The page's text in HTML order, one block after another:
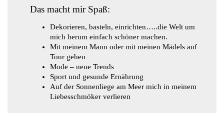
Das macht mir Spaß:
Dekorieren, basteln, einrichten…..die Welt um
mich herum einfach schöner machen.
Mit meinem Mann oder mit meinen Mädels auf
Tour gehen
Mode – neue Trends
Sport und gesunde Ernährung
Auf der Sonnenliege am Meer mich in meinem
Liebesschmöker verlieren